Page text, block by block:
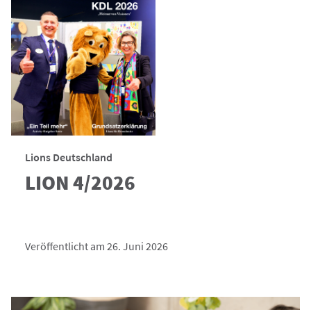
Lions Deutschland
LION 4/2026
Veröffentlicht am 26. Juni 2026